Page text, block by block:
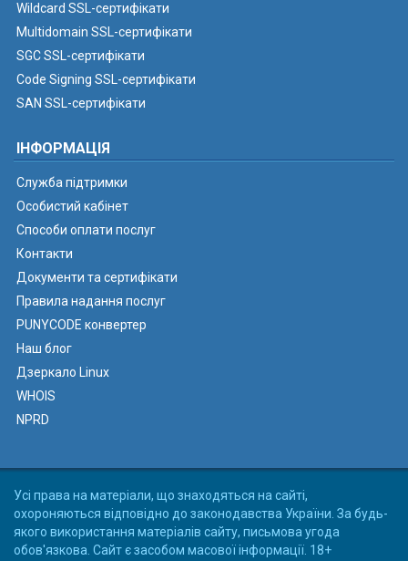
Wildcard SSL-сертифікати
Multidomain SSL-сертифікати
SGC SSL-сертифікати
Code Signing SSL-сертифікати
SAN SSL-сертифікати
ІНФОРМАЦІЯ
Служба підтримки
Особистий кабінет
Способи оплати послуг
Контакти
Документи та сертифікати
Правила надання послуг
PUNYCODE конвертер
Наш блог
Дзеркало Linux
WHOIS
NPRD
Усі права на матеріали, що знаходяться на сайті,
охороняються відповідно до законодавства України. За будь-
якого використання матеріалів сайту, письмова угода
обов'язкова. Сайт є засобом масової інформації. 18+